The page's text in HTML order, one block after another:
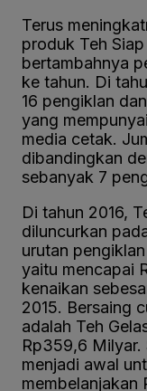
Terus
produk Teh
bertambahnya
ke tahun. Di
16 pengiklan
yang
media cetak.
dibandingkan
sebanyak 7
Di tahun 2016,
diluncurkan
urutan
yaitu mencapai
kenaikan
2015. Bersaing
adalah Teh
Rp359,6 Milyar.
menjadi awal
membelanjakan